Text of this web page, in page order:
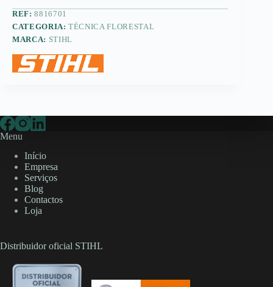
florestal
(Poliamida)
1450g
72,5
cm
REF:8816701
CATEGORIA:TÉCNICA FLORESTAL
MARCA: STIHL
Menu
Início
Empresa
Serviços
Blog
Contactos
Loja
Distribuidor oficial STIHL